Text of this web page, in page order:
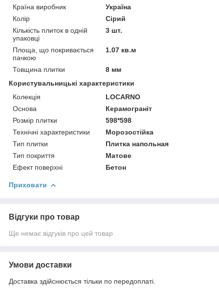
Країна виробник
Україна
Колір
Сірий
Кількість плиток в одній
упаковці
3 шт.
Площа, що покривається
пачкою
1.07 кв.м
Товщина плитки
8 мм
Користувальницькі характеристики
Колекція
LOCARNO
Основа
Керамограніт
Розмір плитки
598*598
Технічні характеристики
Морозостійка
Тип плитки
Плитка напольная
Тип покриття
Матове
Ефект поверхні
Бетон
Приховати
Відгуки про товар
Ще немає відгуків про цей товар
Умови доставки
Доставка здійснюється тільки по передоплаті.